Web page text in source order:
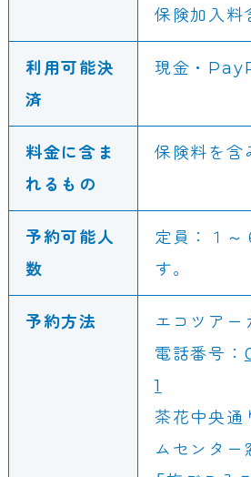
保険加入料
利用可能決
済
現金・
料金に含ま
れるもの
保険料を含
予約可能人
数
定員：１～
す。
予約方法
エコツアー
電話番号：
1
茶花中央通
ムセンター